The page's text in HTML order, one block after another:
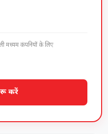
मध्यम कंपनियों के लिए
करें